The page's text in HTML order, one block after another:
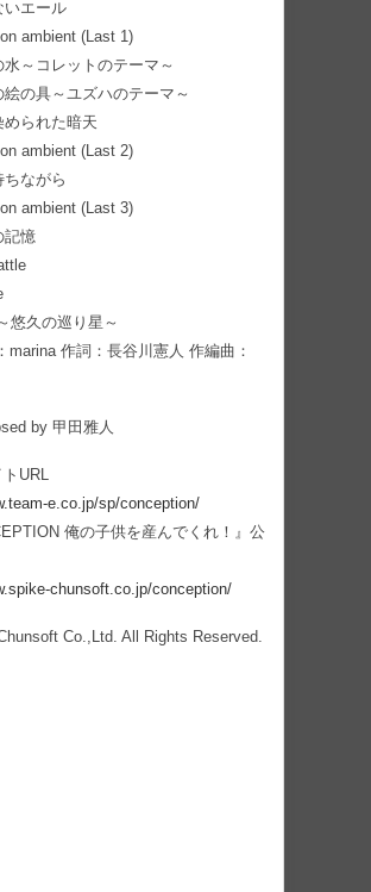
いエール
ambient (Last 1)
水～コレットのテーマ～
の具～ユズハのテーマ～
られた暗天
ambient (Last 2)
ながら
ambient (Last 3)
記憶
悠久の巡り星～
作詞：長谷川憲人 作編曲：
by 甲田雅人
URL
e.co.jp/sp/conception/
俺の子供を産んでくれ！』公
chunsoft.co.jp/conception/
Co.,Ltd. All Rights Reserved.